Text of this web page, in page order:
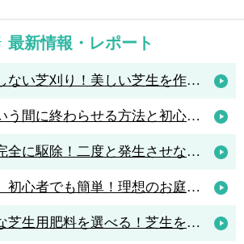
最新情報・レポート
初めてでも失敗しない芝刈り！美しい芝生を作るためのコツと人気の芝刈り機4選
草刈りをあっという間に終わらせる方法と初心者におすすめの草刈機3選
コニシキソウを完全に駆除！二度と発生させないポイントは「アリ駆除」
【芝生の植え方】初心者でも簡単！理想のお庭を作る植え方のポイント解説
初心者でも適切な芝生用肥料を選べる！芝生を元気に育てる肥料の知識